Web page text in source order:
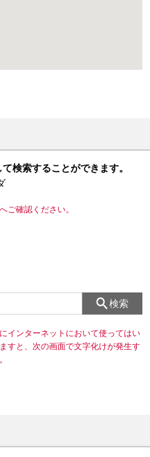
検索することができます。
ご確認ください。
検索
インターネットにおいて使ってはい
すと、次の画面で文字化けが発生す